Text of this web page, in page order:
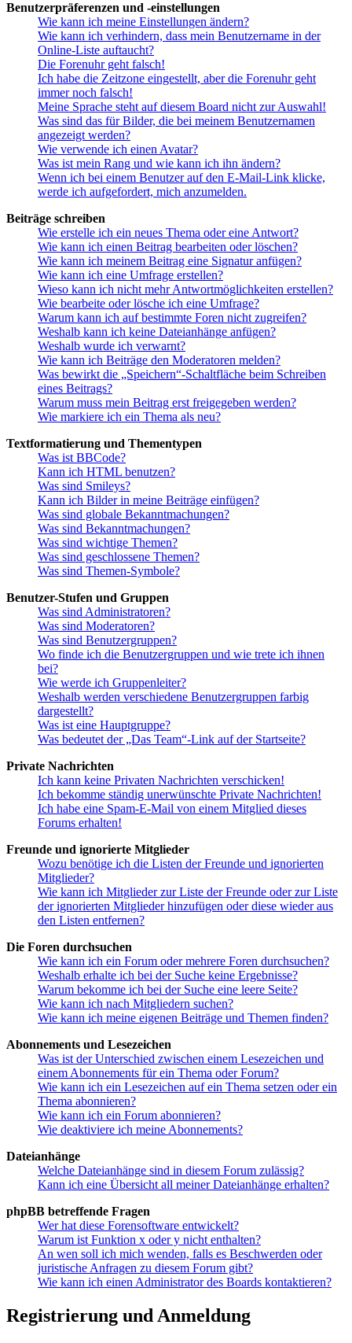
Benutzerpräferenzen und -einstellungen
Wie kann ich meine Einstellungen ändern?
Wie kann ich verhindern, dass mein Benutzername in der
Online-Liste auftaucht?
Die Forenuhr geht falsch!
Ich habe die Zeitzone eingestellt, aber die Forenuhr geht
immer noch falsch!
Meine Sprache steht auf diesem Board nicht zur Auswahl!
Was sind das für Bilder, die bei meinem Benutzernamen
angezeigt werden?
Wie verwende ich einen Avatar?
Was ist mein Rang und wie kann ich ihn ändern?
Wenn ich bei einem Benutzer auf den E-Mail-Link klicke,
werde ich aufgefordert, mich anzumelden.
Beiträge schreiben
Wie erstelle ich ein neues Thema oder eine Antwort?
Wie kann ich einen Beitrag bearbeiten oder löschen?
Wie kann ich meinem Beitrag eine Signatur anfügen?
Wie kann ich eine Umfrage erstellen?
Wieso kann ich nicht mehr Antwortmöglichkeiten erstellen?
Wie bearbeite oder lösche ich eine Umfrage?
Warum kann ich auf bestimmte Foren nicht zugreifen?
Weshalb kann ich keine Dateianhänge anfügen?
Weshalb wurde ich verwarnt?
Wie kann ich Beiträge den Moderatoren melden?
Was bewirkt die „Speichern“-Schaltfläche beim Schreiben
eines Beitrags?
Warum muss mein Beitrag erst freigegeben werden?
Wie markiere ich ein Thema als neu?
Textformatierung und Thementypen
Was ist BBCode?
Kann ich HTML benutzen?
Was sind Smileys?
Kann ich Bilder in meine Beiträge einfügen?
Was sind globale Bekanntmachungen?
Was sind Bekanntmachungen?
Was sind wichtige Themen?
Was sind geschlossene Themen?
Was sind Themen-Symbole?
Benutzer-Stufen und Gruppen
Was sind Administratoren?
Was sind Moderatoren?
Was sind Benutzergruppen?
Wo finde ich die Benutzergruppen und wie trete ich ihnen
bei?
Wie werde ich Gruppenleiter?
Weshalb werden verschiedene Benutzergruppen farbig
dargestellt?
Was ist eine Hauptgruppe?
Was bedeutet der „Das Team“-Link auf der Startseite?
Private Nachrichten
Ich kann keine Privaten Nachrichten verschicken!
Ich bekomme ständig unerwünschte Private Nachrichten!
Ich habe eine Spam-E-Mail von einem Mitglied dieses
Forums erhalten!
Freunde und ignorierte Mitglieder
Wozu benötige ich die Listen der Freunde und ignorierten
Mitglieder?
Wie kann ich Mitglieder zur Liste der Freunde oder zur Liste
der ignorierten Mitglieder hinzufügen oder diese wieder aus
den Listen entfernen?
Die Foren durchsuchen
Wie kann ich ein Forum oder mehrere Foren durchsuchen?
Weshalb erhalte ich bei der Suche keine Ergebnisse?
Warum bekomme ich bei der Suche eine leere Seite?
Wie kann ich nach Mitgliedern suchen?
Wie kann ich meine eigenen Beiträge und Themen finden?
Abonnements und Lesezeichen
Was ist der Unterschied zwischen einem Lesezeichen und
einem Abonnements für ein Thema oder Forum?
Wie kann ich ein Lesezeichen auf ein Thema setzen oder ein
Thema abonnieren?
Wie kann ich ein Forum abonnieren?
Wie deaktiviere ich meine Abonnements?
Dateianhänge
Welche Dateianhänge sind in diesem Forum zulässig?
Kann ich eine Übersicht all meiner Dateianhänge erhalten?
phpBB betreffende Fragen
Wer hat diese Forensoftware entwickelt?
Warum ist Funktion x oder y nicht enthalten?
An wen soll ich mich wenden, falls es Beschwerden oder
juristische Anfragen zu diesem Forum gibt?
Wie kann ich einen Administrator des Boards kontaktieren?
Registrierung und Anmeldung